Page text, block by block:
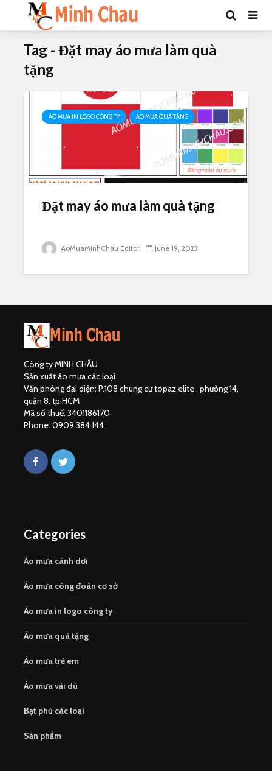
Tag - Đặt may áo mưa làm quà
tặng
ÁO MƯA IN LOGO CÔNG TY ÁO MƯA QUÀ TẶNG
Đặt may áo mưa làm quà tặng
AoMuaMinhChau Editor June 19, 2023
Công ty MINH CHÂU
Sản xuất áo mưa các loại
Văn phòng đại diện: P.108 chung cư topaz elite , phường 14,
quận 8, tp.HCM
Mã số thuế: 3401186170
Phone: 0909.384.144
Categories
Áo mưa cánh dơi
Áo mưa công đoàn cơ sở
Áo mưa in logo công ty
Áo mưa quà tặng
Áo mưa trẻ em
Áo mưa vải dù
Bạt phủ các loại
Sản phẩm